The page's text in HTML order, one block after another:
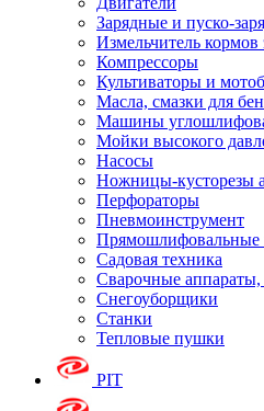
Зарядные и пуско-
Измельчитель кормов
Компрессоры
Культиваторы и
Масла, смазки для
Машины
Мойки высокого
Насосы
Ножницы-кусторезы
Перфораторы
Пневмоинструмент
Садовая техника
Сварочные аппараты,
Снегоуборщики
Станки
Тепловые пушки
PIT